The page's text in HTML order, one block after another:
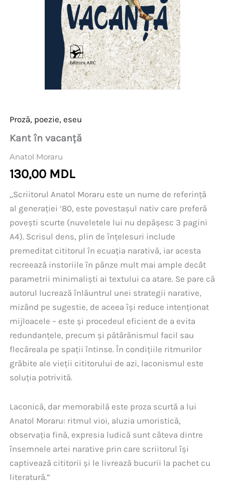
Proză, poezie, eseu
Kant în vacanță
Anatol Moraru
130,00 MDL
„Scriitorul Anatol Moraru este un nume de referință
al generației ’80, este povestașul nativ care preferă
povești scurte (nuveletele lui nu depășesc 3 pagini
A4). Scrisul dens, plin de înțelesuri include
premeditat cititorul în ecuația narativă, iar acesta
recreează instoriile în pânze mult mai ample decât
parametrii minimaliști ai textului ca atare. Se pare că
autorul lucrează înlăuntrul unei strategii narative,
mizând pe sugestie, de aceea își reduce intenționat
mijloacele – este și procedeul eficient de a evita
redundanțele, precum și pătărănismul facil sau
flecăreala pe spații întinse. În condițiile ritmurilor
grăbite ale vieții cititorului de azi, laconismul este
soluția potrivită.
Laconică, dar memorabilă este proza scurtă a lui
Anatol Moraru: ritmul vioi, aluzia umoristică,
observația fină, expresia ludică sunt câteva dintre
însemnele artei narative prin care scriitorul își
captivează cititorii și le livrează bucurii la pachet cu
literatură.”